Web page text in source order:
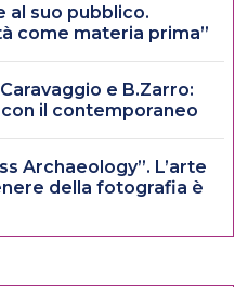
al suo pubblico.
come materia prima”
e B.Zarro:
il contemporaneo
Archaeology”. L’arte
della fotografia è